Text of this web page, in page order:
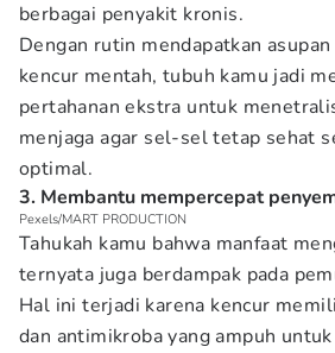
berbagai penyakit kronis.
Dengan rutin mendapatkan
kencur mentah, tubuh kamu jadi
pertahanan ekstra untuk
menjaga agar sel-sel tetap sehat
optimal.
3. Membantu mempercepat
Pexels/MART PRODUCTION
Tahukah kamu bahwa manfaat
ternyata juga berdampak pada
Hal ini terjadi karena kencur
dan antimikroba yang ampuh